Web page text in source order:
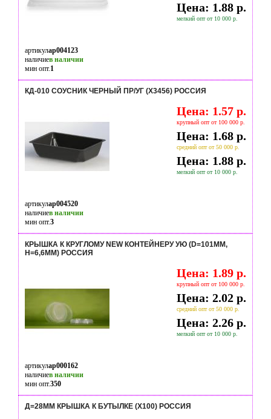
Цена: 1.88 р.
мелкий опт от 10 000 р.
артикулap004123
наличиев наличии
мин опт.1
КД-010 СОУСНИК ЧЕРНЫЙ ПР/УГ (Х3456) РОССИЯ
Цена: 1.57 р.
крупный опт от 100 000 р.
Цена: 1.68 р.
средний опт от 50 000 р.
Цена: 1.88 р.
мелкий опт от 10 000 р.
артикулap004520
наличиев наличии
мин опт.3
КРЫШКА К КРУГЛОМУ NEW КОНТЕЙНЕРУ УЮ (D=101ММ,
H=6,6ММ) РОССИЯ
Цена: 1.89 р.
крупный опт от 100 000 р.
Цена: 2.02 р.
средний опт от 50 000 р.
Цена: 2.26 р.
мелкий опт от 10 000 р.
артикулap000162
наличиев наличии
мин опт.350
Д=28ММ КРЫШКА К БУТЫЛКЕ (Х100) РОССИЯ